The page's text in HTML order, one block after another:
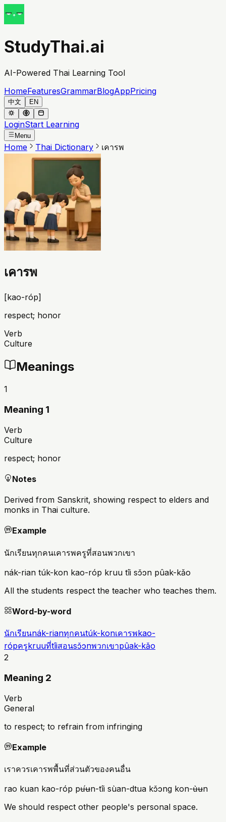
StudyThai.ai
AI-Powered Thai Learning Tool
HomeFeaturesGrammarBlogAppPricing
中文 EN
LoginStart Learning
Menu
Home Thai Dictionary เคารพ
เคารพ
[kao-róp]
respect; honor
Verb
Culture
Meanings
1
Meaning 1
Verb
Culture
respect; honor
Notes
Derived from Sanskrit, showing respect to elders and
monks in Thai culture.
Example
นักเรียนทุกคนเคารพครูที่สอนพวกเขา
nák-rian túk-kon kao-róp kruu tîi sɔ̌ɔn pûak-kǎo
All the students respect the teacher who teaches them.
Word-by-word
นักเรียนnák-rianทุกคนtúk-konเคารพkao-
rópครูkruuที่tîiสอนsɔ̌ɔnพวกเขาpûak-kǎo
2
Meaning 2
Verb
General
to respect; to refrain from infringing
Example
เราควรเคารพพื้นที่ส่วนตัวของคนอื่น
rao kuan kao-róp pʉ́ʉn-tîi sùan-dtua kɔ̌ɔng kon-ʉ̀ʉn
We should respect other people's personal space.